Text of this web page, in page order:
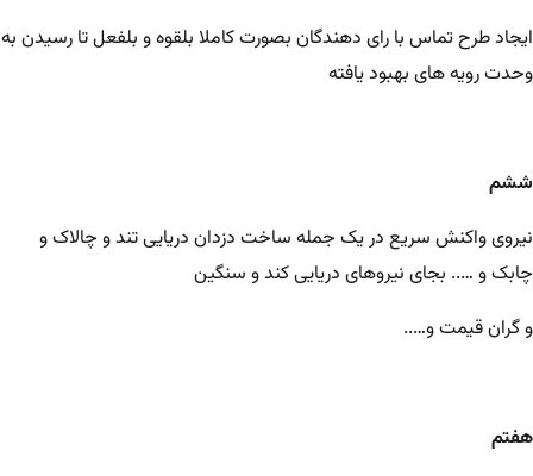
ایجاد طرح تماس با رای دهندگان بصورت کاملا بلقوه و بلفعل تا رسیدن به
وحدت رویه های بهبود یافته
ششم
نیروی واکنش سریع در یک جمله ساخت دزدان دریایی تند و چالاک و
چابک و ….. بجای نیروهای دریایی کند و سنگین
و گران قیمت و…..
هفتم